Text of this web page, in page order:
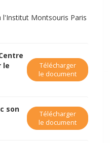
l'Institut Montsouris Paris
le
Télécharger
le document
son
Télécharger
le document